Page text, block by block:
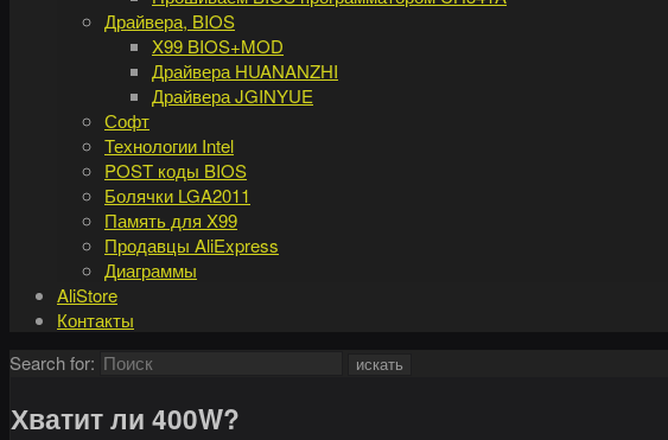
Драйвера, BIOS
X99 BIOS+MOD
Драйвера HUANANZHI
Драйвера JGINYUE
Софт
Технологии Intel
POST коды BIOS
Болячки LGA2011
Память для X99
Продавцы AliExpress
Диаграммы
AliStore
Контакты
Search for:
искать
Хватит ли 400W?